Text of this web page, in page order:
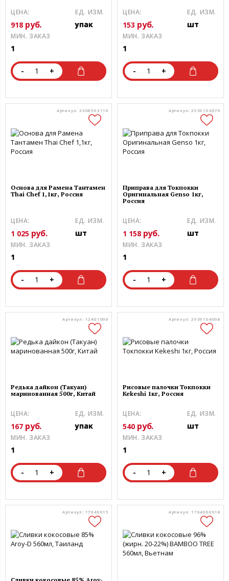
ЦЕНА:
918 руб. упак
ЕД. ИЗМ.
1
МИН. ЗАКАЗ
- +
ЦЕНА:
153 руб. шт
ЕД. ИЗМ.
1
МИН. ЗАКАЗ
- +
Артикул: 3308563110
Основа для Рамена Тантамен
Thai Chef 1,1кг, Россия
ЦЕНА:
1 025 руб. шт
ЕД. ИЗМ.
1
МИН. ЗАКАЗ
- +
Артикул: 2936104070
Приправа для Токпокки
Оригинальная Genso 1кг,
Россия
ЦЕНА:
1 158 руб. шт
ЕД. ИЗМ.
1
МИН. ЗАКАЗ
- +
Артикул: 12401000
Редька дайкон (Такуан)
маринованная 500г, Китай
ЦЕНА:
167 руб. упак
ЕД. ИЗМ.
1
МИН. ЗАКАЗ
- +
Артикул: 2936104068
Рисовые палочки Токпокки
Kekeshi 1кг, Россия
ЦЕНА:
540 руб. шт
ЕД. ИЗМ.
1
МИН. ЗАКАЗ
- +
Артикул: 17040615 Артикул: 1704060618